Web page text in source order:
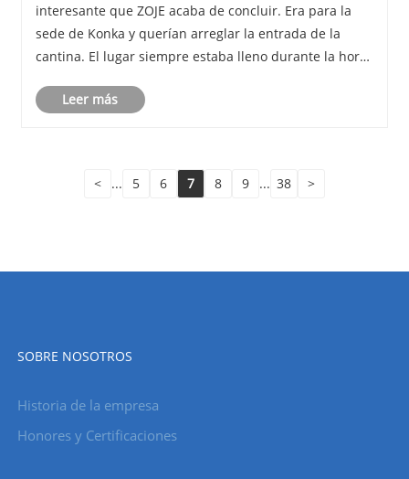
interesante que ZOJE acaba de concluir. Era para la
sede de Konka y querían arreglar la entrada de la
cantina. El lugar siempre estaba lleno durante la hora
era una pesadilla. Entonces ZOJE sugiri......
Leer más
< ... 5 6 7 8 9 ... 38 >
SOBRE NOSOTROS
Historia de la empresa
Honores y Certificaciones